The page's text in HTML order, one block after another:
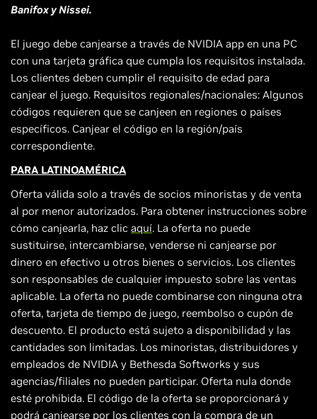
Banifox y Nissei.
El juego debe canjearse a través de NVIDIA app en una PC
con una tarjeta gráfica que cumpla los requisitos instalada.
Los clientes deben cumplir el requisito de edad para
canjear el juego. Requisitos regionales/nacionales: Algunos
códigos requieren que se canjeen en regiones o países
específicos. Canjear el código en la región/país
correspondiente.
PARA LATINOAMÉRICA
Oferta válida solo a través de socios minoristas y de venta
al por menor autorizados. Para obtener instrucciones sobre
cómo canjearla, haz clic aquí. La oferta no puede
sustituirse, intercambiarse, venderse ni canjearse por
dinero en efectivo u otros bienes o servicios. Los clientes
son responsables de cualquier impuesto sobre las ventas
aplicable. La oferta no puede combinarse con ninguna otra
oferta, tarjeta de tiempo de juego, reembolso o cupón de
descuento. El producto está sujeto a disponibilidad y las
cantidades son limitadas. Los minoristas, distribuidores y
empleados de NVIDIA y Bethesda Softworks y sus
agencias/filiales no pueden participar. Oferta nula donde
esté prohibida. El código de la oferta se proporcionará y
podrá canjearse por los clientes con la compra de un